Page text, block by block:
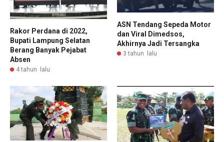
Rakor Perdana di 2022,
Bupati Lampung Selatan
Berang Banyak Pejabat
Absen
4 tahun lalu
ASN Tendang Sepeda Motor
dan Viral Dimedsos,
Akhirnya Jadi Tersangka
3 tahun lalu